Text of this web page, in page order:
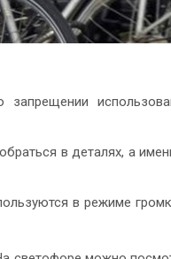
в деталях, а
в режиме